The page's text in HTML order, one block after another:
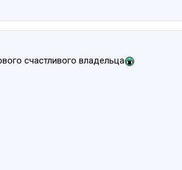
счастливого владельца